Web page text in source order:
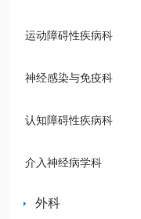
血管神经病
学科3病区
运动障碍性疾病科
神经感染与免疫科
认知障碍性疾病科
介入神经病学科
外科